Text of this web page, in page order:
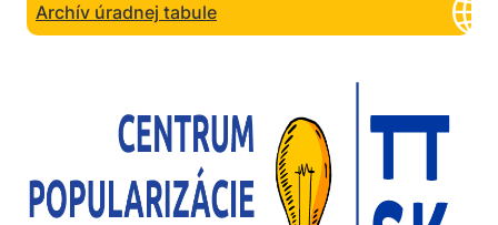
Archív úradnej tabule